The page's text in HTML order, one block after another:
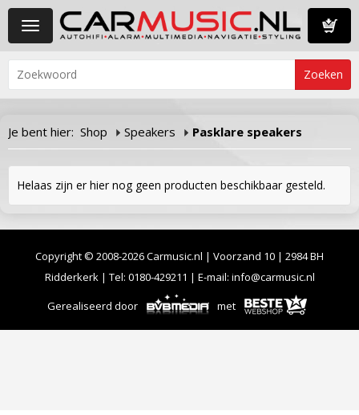
Toggle
navigation
Je bent hier: Shop Speakers Pasklare speakers
Helaas zijn er hier nog geen producten beschikbaar gesteld.
Copyright © 2008-2026 Carmusic.nl | Voorzand 10 | 2984 BH
Ridderkerk | Tel: 0180-429211 | E-mail: info@carmusic.nl
Gerealiseerd door
met